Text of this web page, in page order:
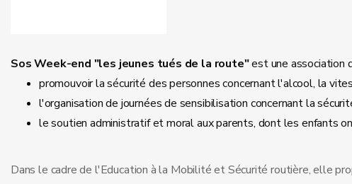
Sos Week-end "les jeunes tués de la route"est une association
promouvoir la sécurité des personnes concernant l'alcool, la
l'organisation de journées de sensibilisation concernant la
le soutien administratif et moral aux parents, dont les enfants
Dans le cadre de l'Education à la Mobilité et Sécurité routière, elle